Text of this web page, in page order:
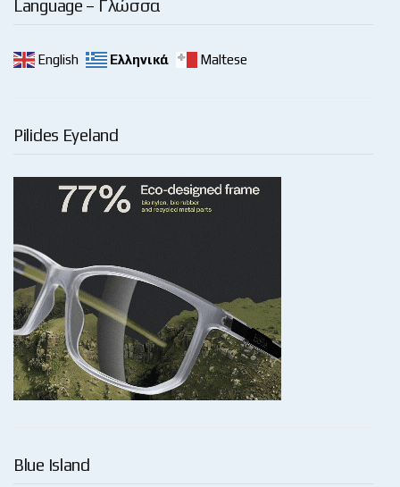
Language – Γλώσσα
English Ελληνικά Maltese
Pilides Eyeland
Blue Island